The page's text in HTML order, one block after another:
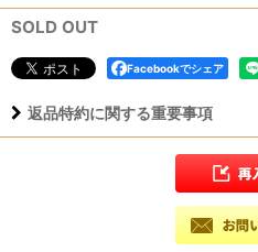
SOLD OUT
Facebookでシェア
返品特約に関する重要事項